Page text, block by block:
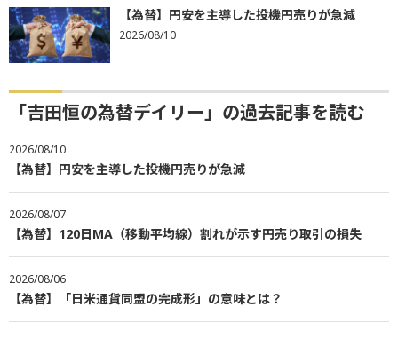
【為替】円安を主導した投機円売りが急減
2026/08/10
「吉田恒の為替デイリー」の過去記事を読む
2026/08/10
【為替】円安を主導した投機円売りが急減
2026/08/07
【為替】120日MA（移動平均線）割れが示す円売り取引の損失
2026/08/06
【為替】「日米通貨同盟の完成形」の意味とは？